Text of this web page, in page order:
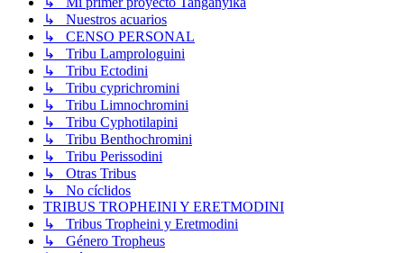
↳ Nuestros acuarios
↳ CENSO PERSONAL
↳ Tribu Lamprologuini
↳ Tribu Ectodini
↳ Tribu cyprichromini
↳ Tribu Limnochromini
↳ Tribu Cyphotilapini
↳ Tribu Benthochromini
↳ Tribu Perissodini
↳ Otras Tribus
↳ No cíclidos
TRIBUS TROPHEINI Y ERETMODINI
↳ Tribus Tropheini y Eretmodini
↳ Género Tropheus